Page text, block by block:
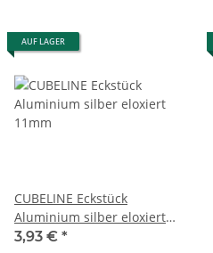
AUF LAGER
CUBELINE Eckstück
Aluminium silber eloxiert
11mm
3,93 € *